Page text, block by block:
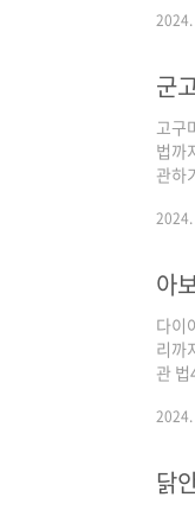
성분
C는
군
고구
법까
관하
는 포
됩니
성분
아
다이
리까
관
는 나
다.
아 ..
닭